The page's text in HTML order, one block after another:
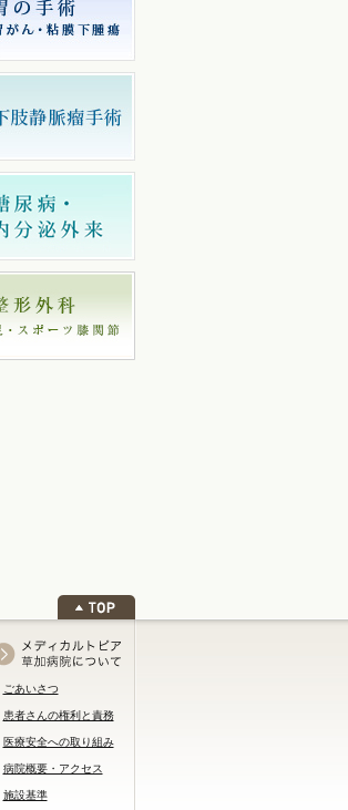
ごあいさつ
患者さんの権利と責務
医療安全への取り組み
病院概要・アクセス
施設基準